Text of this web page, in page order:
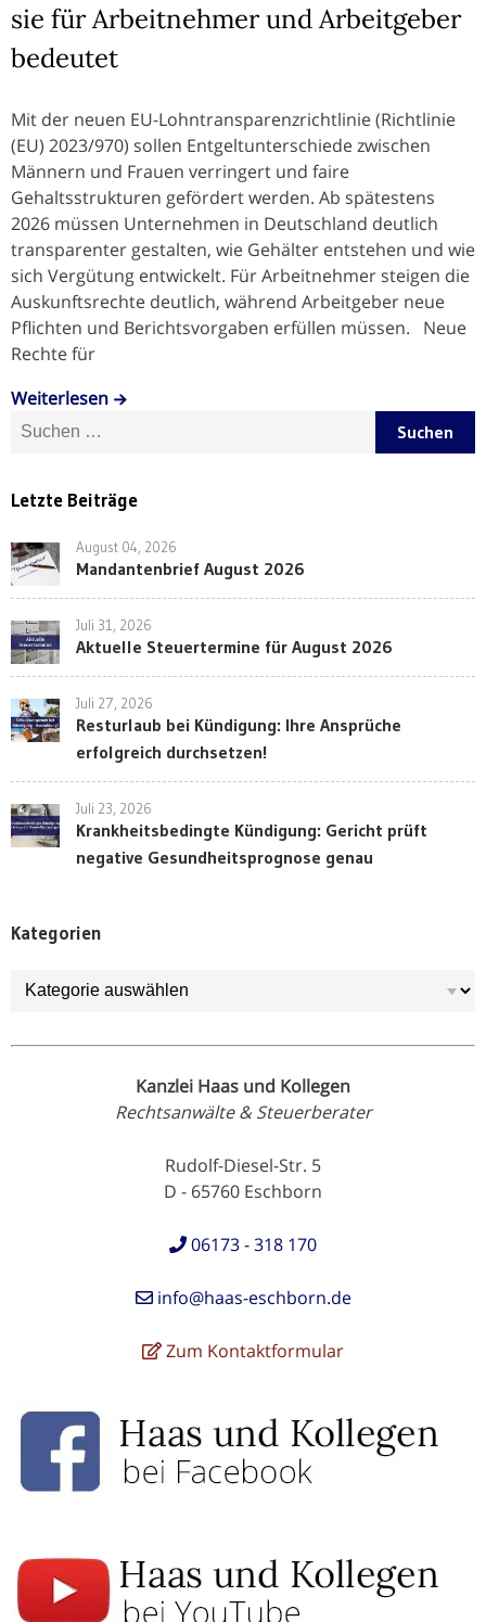
sie für Arbeitnehmer und Arbeitgeber
bedeutet
Mit der neuen EU-Lohntransparenzrichtlinie (Richtlinie
(EU) 2023/970) sollen Entgeltunterschiede zwischen
Männern und Frauen verringert und faire
Gehaltsstrukturen gefördert werden. Ab spätestens
2026 müssen Unternehmen in Deutschland deutlich
transparenter gestalten, wie Gehälter entstehen und wie
sich Vergütung entwickelt. Für Arbeitnehmer steigen die
Auskunftsrechte deutlich, während Arbeitgeber neue
Pflichten und Berichtsvorgaben erfüllen müssen. Neue
Rechte für
Weiterlesen
Suche nach:
Letzte Beiträge
August 04, 2026
Mandantenbrief August 2026
Juli 31, 2026
Aktuelle Steuertermine für August 2026
Juli 27, 2026
Resturlaub bei Kündigung: Ihre Ansprüche
erfolgreich durchsetzen!
Juli 23, 2026
Krankheitsbedingte Kündigung: Gericht prüft
negative Gesundheitsprognose genau
Kategorien
Kategorien
Kanzlei Haas und Kollegen
Rechtsanwälte & Steuerberater
Rudolf-Diesel-Str. 5
D - 65760 Eschborn
06173 - 318 170
info@haas-eschborn.de
Zum Kontaktformular